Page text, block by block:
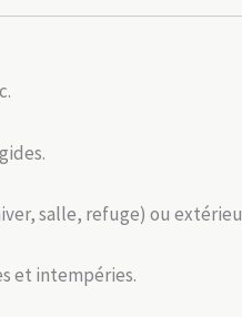
salle, refuge) ou
et intempéries.